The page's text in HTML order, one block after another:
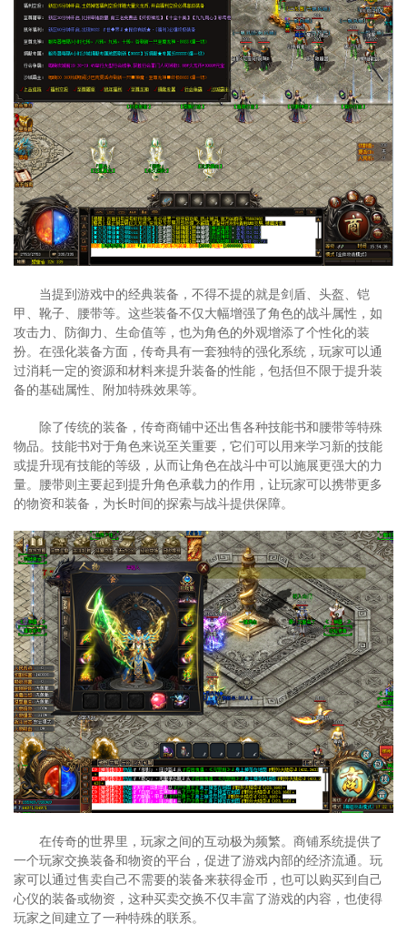
当提到游戏中的经典装备，不得不提的就是剑盾、头盔、铠
甲、靴子、腰带等。这些装备不仅大幅增强了角色的战斗属性，如
攻击力、防御力、生命值等，也为角色的外观增添了个性化的装
扮。在强化装备方面，传奇具有一套独特的强化系统，玩家可以通
过消耗一定的资源和材料来提升装备的性能，包括但不限于提升装
备的基础属性、附加特殊效果等。
除了传统的装备，传奇商铺中还出售各种技能书和腰带等特殊
物品。技能书对于角色来说至关重要，它们可以用来学习新的技能
或提升现有技能的等级，从而让角色在战斗中可以施展更强大的力
量。腰带则主要起到提升角色承载力的作用，让玩家可以携带更多
的物资和装备，为长时间的探索与战斗提供保障。
在传奇的世界里，玩家之间的互动极为频繁。商铺系统提供了
一个玩家交换装备和物资的平台，促进了游戏内部的经济流通。玩
家可以通过售卖自己不需要的装备来获得金币，也可以购买到自己
心仪的装备或物资，这种买卖交换不仅丰富了游戏的内容，也使得
玩家之间建立了一种特殊的联系。